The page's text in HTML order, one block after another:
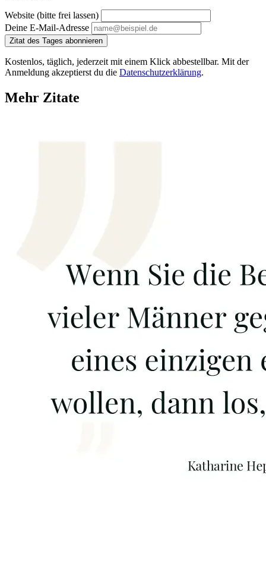
Website (bitte frei lassen)
Deine E-Mail-Adresse
Zitat des Tages abonnieren
Kostenlos, täglich, jederzeit mit einem Klick abbestellbar. Mit der
Anmeldung akzeptierst du die Datenschutzerklärung.
Mehr Zitate